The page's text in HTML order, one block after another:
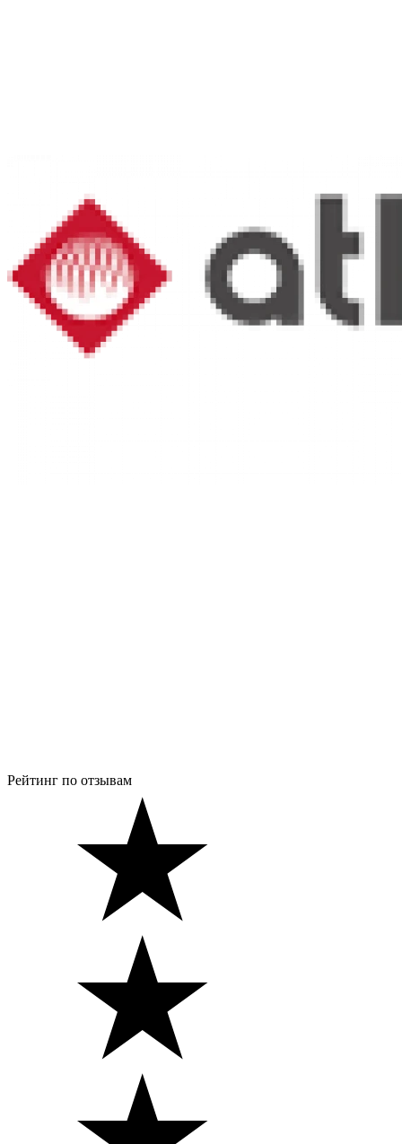
Рейтинг по отзывам